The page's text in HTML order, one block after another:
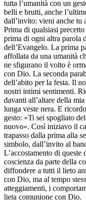
tutta l’umanità con un
belli e brutti, anche
dall’invito: vieni anche tu
Prima di qualsiasi
prima di ogni altra parola
dell’Evangelo. La prima
affollata da una umanità
ne sfigurano il volto è
con Dio. La seconda
dell’abito per la festa. Il
nostri intimi sentimenti.
davanti all’altare della
lunga veste nera. E
gesto: «Ti sei spogliato
nuovo». Così iniziavo il
trapasso dalla prima alla
simbolo, dall’invito al
L’accostamento di queste
coscienza da parte della
diffondere a tutti il lieto
con Dio, ma al tempo
atteggiamenti, i
lieta comunione con Dio.